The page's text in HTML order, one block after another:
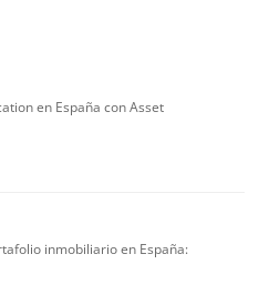
en España con Asset
inmobiliario en España: